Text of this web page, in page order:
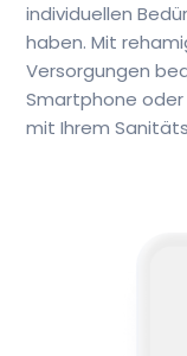
individuellen
haben. Mit
Versorgungen
Smartphone oder
mit Ihrem